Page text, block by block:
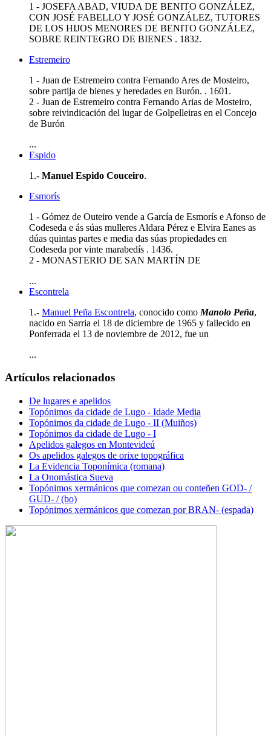
1 - JOSEFA ABAD, VIUDA DE BENITO GONZÁLEZ,
CON JOSÉ FABELLO Y JOSÉ GONZÁLEZ, TUTORES
DE LOS HIJOS MENORES DE BENITO GONZÁLEZ,
SOBRE REINTEGRO DE BIENES . 1832.
Estremeiro
1 - Juan de Estremeiro contra Fernando Ares de Mosteiro,
sobre partija de bienes y heredades en Burón. . 1601.
2 - Juan de Estremeiro contra Fernando Arias de Mosteiro,
sobre reivindicación del lugar de Golpelleiras en el Concejo
de Burón
...
Espido
1.- Manuel Espido Couceiro.
Esmorís
1 - Gómez de Outeiro vende a García de Esmorís e Afonso de
Codeseda e ás súas mulleres Aldara Pérez e Elvira Eanes as
dúas quintas partes e media das súas propiedades en
Codeseda por vinte marabedís . 1436.
2 - MONASTERIO DE SAN MARTÍN DE
...
Escontrela
1.- Manuel Peña Escontrela, conocido como Manolo Peña,
nacido en Sarria el 18 de diciembre de 1965 y fallecido en
Ponferrada el 13 de noviembre de 2012, fue un
...
Artículos relacionados
De lugares e apelidos
Topónimos da cidade de Lugo - Idade Media
Topónimos da cidade de Lugo - II (Muiños)
Topónimos da cidade de Lugo - I
Apelidos galegos en Montevideú
Os apelidos galegos de orixe topográfica
La Evidencia Toponímica (romana)
La Onomástica Sueva
Topónimos xermánicos que comezan ou conteñen GOD- /
GUD- / (bo)
Topónimos xermánicos que comezan por BRAN- (espada)